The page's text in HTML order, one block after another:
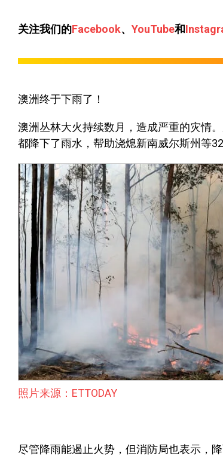
关注我们的Facebook、 YouTube和
澳洲终于下雨了！
澳洲丛林大火持续数月，造成严重的灾情
都降下了雨水，帮助浇熄新南威尔斯州等32
照片来源：ETTODAY
尽管降雨能遏止火势，但消防局也表示，